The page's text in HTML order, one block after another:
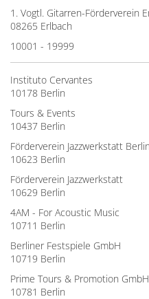
1. Vogtl. Gitarren-Förderverein
08265 Erlbach
10001 - 19999
Instituto Cervantes
10178 Berlin
Tours & Events
10437 Berlin
Förderverein Jazzwerkstatt
10623 Berlin
Förderverein Jazzwerkstatt
10629 Berlin
4AM - For Acoustic Music
10711 Berlin
Berliner Festspiele GmbH
10719 Berlin
Prime Tours & Promotion GmbH
10781 Berlin